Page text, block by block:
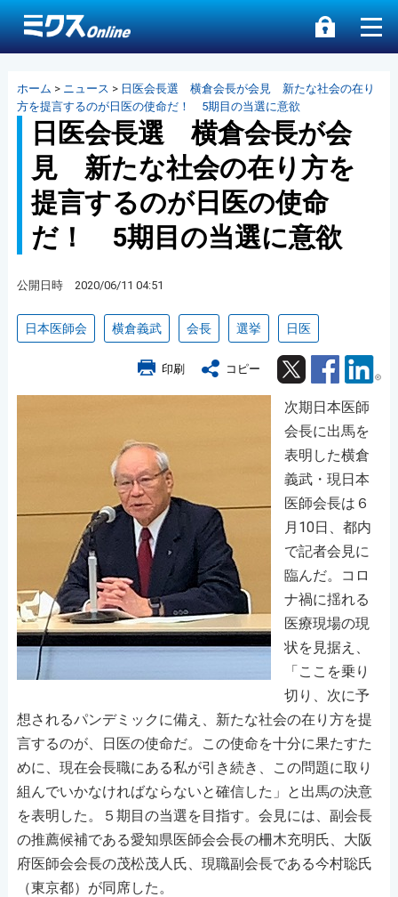
ホーム > ニュース > 日医会長選 横倉会長が会見 新たな社会の在り
方を提言するのが日医の使命だ！ 5期目の当選に意欲
日医会長選 横倉会長が会
見 新たな社会の在り方を
提言するのが日医の使命
だ！ 5期目の当選に意欲
公開日時 2020/06/11 04:51
日本医師会 横倉義武 会長 選挙 日医
印刷 コピー Twitter Facebook
次期日本医師
会長に出馬を
表明した横倉
義武・現日本
医師会長は６
月10日、都内
で記者会見に
臨んだ。コロ
ナ禍に揺れる
医療現場の現
状を見据え、
「ここを乗り
切り、次に予
想されるパンデミックに備え、新たな社会の在り方を提
言するのが、日医の使命だ。この使命を十分に果たすた
めに、現在会長職にある私が引き続き、この問題に取り
組んでいかなければならないと確信した」と出馬の決意
を表明した。５期目の当選を目指す。会見には、副会長
の推薦候補である愛知県医師会会長の柵木充明氏、大阪
府医師会会長の茂松茂人氏、現職副会長である今村聡氏
（東京都）が同席した。